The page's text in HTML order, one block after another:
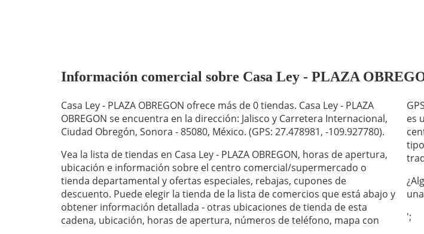
Información comercial sobre Casa Ley - PLAZA
Casa Ley - PLAZA OBREGON ofrece más de 0 tiendas. Casa Ley - PLAZA
OBREGON se encuentra en la dirección: Jalisco y Carretera Internacional,
Ciudad Obregón, Sonora - 85080, México. (GPS: 27.478981, -109.927780).
Vea la lista de tiendas en Casa Ley - PLAZA OBREGON, horas de apertura,
ubicación e información sobre el centro comercial/supermercado o
tienda departamental y ofertas especiales, rebajas, cupones de
descuento. Puede elegir la tienda de la lista de comercios que está abajo y
obtener información detallada - otras ubicaciones de tienda de esta
cadena, ubicación, horas de apertura, números de teléfono, mapa con
es
una
';